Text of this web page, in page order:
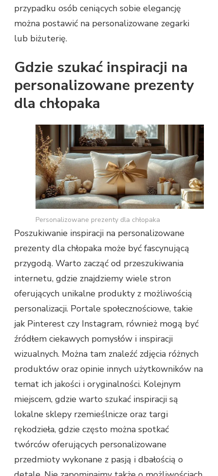
przypadku osób ceniących sobie elegancję
można postawić na personalizowane zegarki
lub biżuterię.
Gdzie szukać inspiracji na
personalizowane prezenty
dla chłopaka
Personalizowane prezenty dla chłopaka
Poszukiwanie inspiracji na personalizowane
prezenty dla chłopaka może być fascynującą
przygodą. Warto zacząć od przeszukiwania
internetu, gdzie znajdziemy wiele stron
oferujących unikalne produkty z możliwością
personalizacji. Portale społecznościowe, takie
jak Pinterest czy Instagram, również mogą być
źródłem ciekawych pomysłów i inspiracji
wizualnych. Można tam znaleźć zdjęcia różnych
produktów oraz opinie innych użytkowników na
temat ich jakości i oryginalności. Kolejnym
miejscem, gdzie warto szukać inspiracji są
lokalne sklepy rzemieślnicze oraz targi
rękodzieła, gdzie często można spotkać
twórców oferujących personalizowane
przedmioty wykonane z pasją i dbałością o